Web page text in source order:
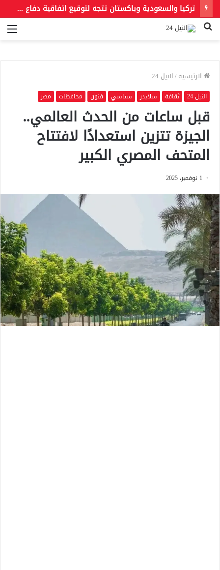
تركيا والسعودية وباكستان تتجه لتوقيع اتفاقية دفاع مشترك اليوم
بحث
الرئيسية/النيل 24
النيل 24 ثقافة سلايدر سياسي فنون محافظات مصر
قبل ساعات من الحدث العالمي..
الجيزة تتزين استعدادًا لافتتاح
المتحف المصري الكبير
1 نوفمبر، 2025